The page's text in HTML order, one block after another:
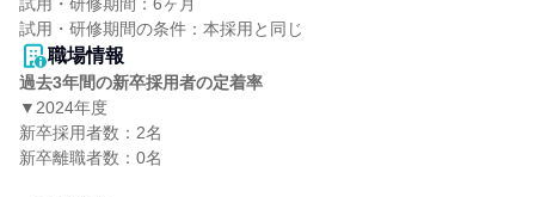
職場情報
過去3年間の新卒採用者の定着率
▼2024年度
新卒採用者数：2名
新卒離職者数：0名